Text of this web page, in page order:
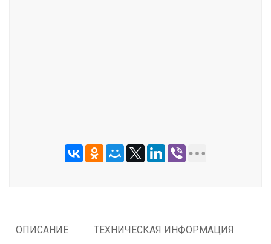
ОПИСАНИЕ
ТЕХНИЧЕСКАЯ ИНФОРМАЦИЯ